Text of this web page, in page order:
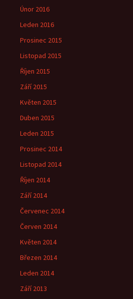
Únor 2016
Leden 2016
Prosinec 2015
Listopad 2015
Říjen 2015
Září 2015
Květen 2015
Duben 2015
Leden 2015
Prosinec 2014
Listopad 2014
Říjen 2014
Září 2014
Červenec 2014
Červen 2014
Květen 2014
Březen 2014
Leden 2014
Září 2013